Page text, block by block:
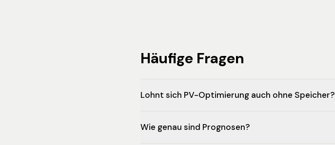
Häufige Fragen
Lohnt sich PV-Optimierung auch ohne Speicher?
Wie genau sind Prognosen?